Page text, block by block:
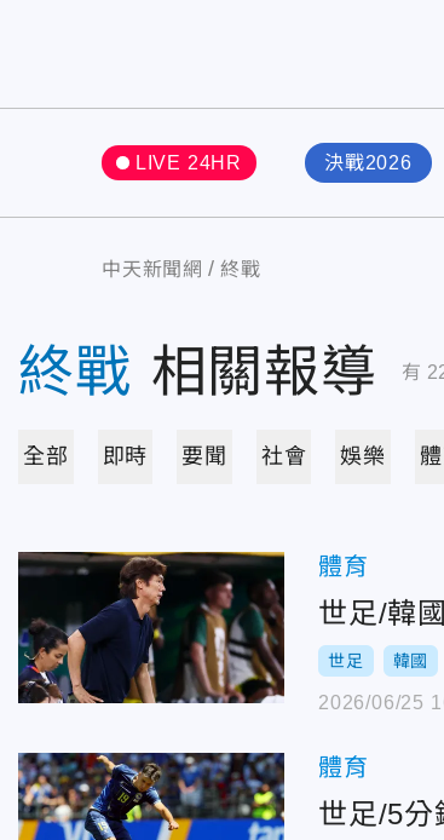
LIVE 24HR 決戰2026
中天新聞網 終戰
終戰 相關報導 有
全部 即時 要聞 社會 娛樂
體育
世足/韓
世足 韓國
2026/06/25
體育
世足/5